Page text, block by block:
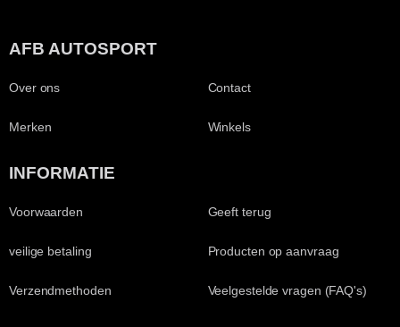
AFB AUTOSPORT
Over ons
Merken
Contact
Winkels
INFORMATIE
Voorwaarden
veilige betaling
Verzendmethoden
Geeft terug
Producten op aanvraag
Veelgestelde vragen (FAQ's)